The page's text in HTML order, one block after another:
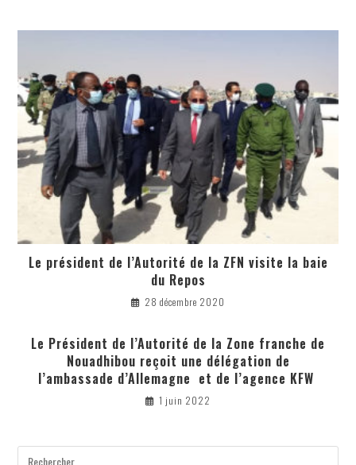
Le président de l’Autorité de la ZFN visite la baie
du Repos
28 décembre 2020
Le Président de l’Autorité de la Zone franche de
Nouadhibou reçoit une délégation de
l’ambassade d’Allemagne et de l’agence KFW
1 juin 2022